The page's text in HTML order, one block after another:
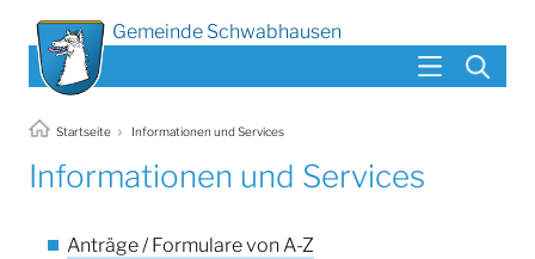
Gemeinde Schwabhausen
Startseite Informationen und Services
Informationen und Services
Anträge / Formulare von A-Z